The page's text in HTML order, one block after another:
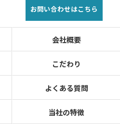
お問い合わせはこちら
会社概要
こだわり
よくある質問
当社の特徴